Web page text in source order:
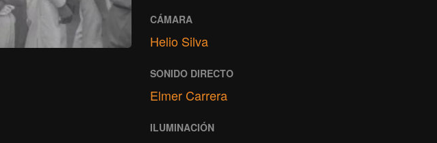
CÁMARA
Helio Silva
SONIDO DIRECTO
Elmer Carrera
ILUMINACIÓN